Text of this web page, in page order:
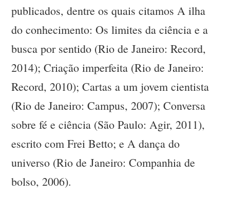
publicados, dentre os quais citamos A ilha
do conhecimento: Os limites da ciência e a
busca por sentido (Rio de Janeiro: Record,
2014); Criação imperfeita (Rio de Janeiro:
Record, 2010); Cartas a um jovem cientista
(Rio de Janeiro: Campus, 2007); Conversa
sobre fé e ciência (São Paulo: Agir, 2011),
escrito com Frei Betto; e A dança do
universo (Rio de Janeiro: Companhia de
bolso, 2006).